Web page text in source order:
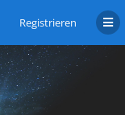
Registrieren